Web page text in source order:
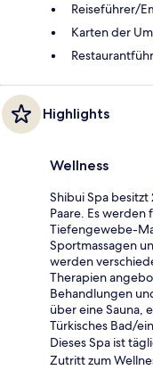
Reiseführer/
Karten der
Highlights
Wellness
Shibui Spa
Paare. Es
Tiefengewebe-
Sportmassagen
werden
Therapien
Behandlungen
über eine Sauna,
Türkisches Bad/
Dieses Spa ist
Zutritt zum